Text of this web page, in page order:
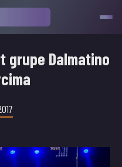
grupe Dalmatino